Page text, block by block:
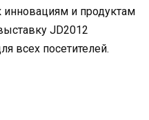
и продуктам
JD2012
всех посетителей.